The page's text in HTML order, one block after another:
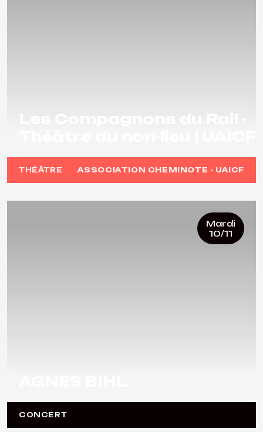
THÉÂTRE ASSOCIATION CHEMINOTE - UAICF
Mardi
10/11
CONCERT